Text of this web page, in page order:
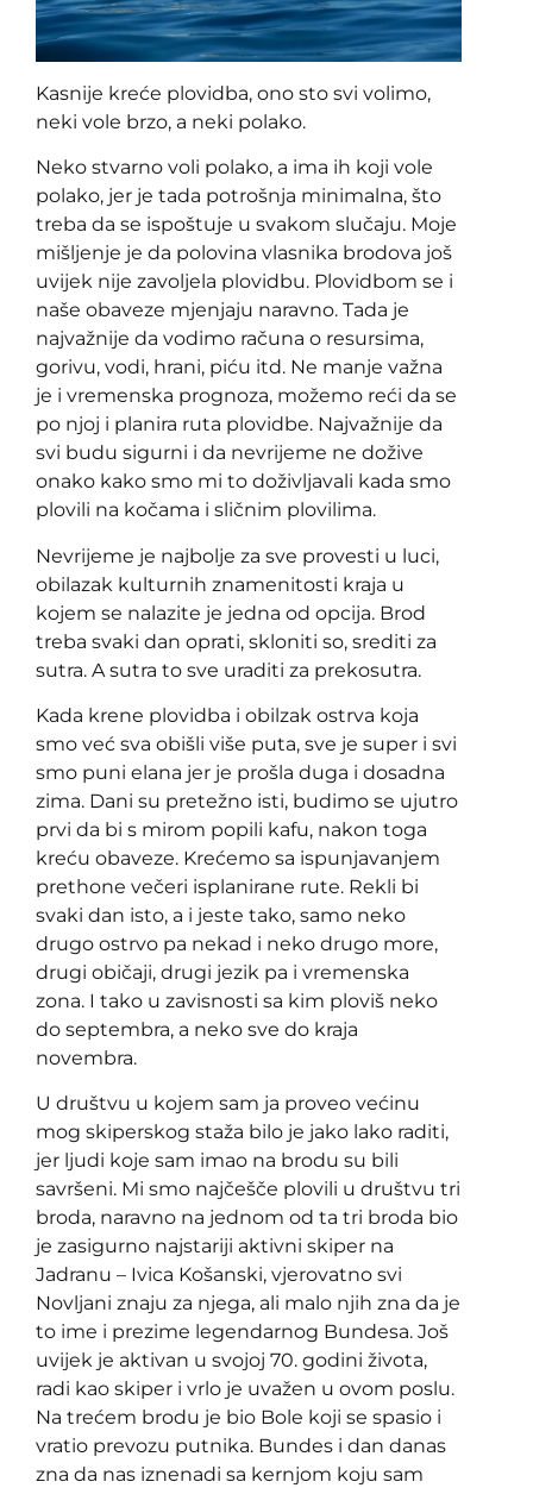
Kasnije kreće plovidba, ono sto svi volimo,
neki vole brzo, a neki polako.
Neko stvarno voli polako, a ima ih koji vole
polako, jer je tada potrošnja minimalna, što
treba da se ispoštuje u svakom slučaju. Moje
mišljenje je da polovina vlasnika brodova još
uvijek nije zavoljela plovidbu. Plovidbom se i
naše obaveze mjenjaju naravno. Tada je
najvažnije da vodimo računa o resursima,
gorivu, vodi, hrani, piću itd. Ne manje važna
je i vremenska prognoza, možemo reći da se
po njoj i planira ruta plovidbe. Najvažnije da
svi budu sigurni i da nevrijeme ne dožive
onako kako smo mi to doživljavali kada smo
plovili na kočama i sličnim plovilima.
Nevrijeme je najbolje za sve provesti u luci,
obilazak kulturnih znamenitosti kraja u
kojem se nalazite je jedna od opcija. Brod
treba svaki dan oprati, skloniti so, srediti za
sutra. A sutra to sve uraditi za prekosutra.
Kada krene plovidba i obilzak ostrva koja
smo već sva obišli više puta, sve je super i svi
smo puni elana jer je prošla duga i dosadna
zima. Dani su pretežno isti, budimo se ujutro
prvi da bi s mirom popili kafu, nakon toga
kreću obaveze. Krećemo sa ispunjavanjem
prethone večeri isplanirane rute. Rekli bi
svaki dan isto, a i jeste tako, samo neko
drugo ostrvo pa nekad i neko drugo more,
drugi običaji, drugi jezik pa i vremenska
zona. I tako u zavisnosti sa kim ploviš neko
do septembra, a neko sve do kraja
novembra.
U društvu u kojem sam ja proveo većinu
mog skiperskog staža bilo je jako lako raditi,
jer ljudi koje sam imao na brodu su bili
savršeni. Mi smo najčešče plovili u društvu tri
broda, naravno na jednom od ta tri broda bio
je zasigurno najstariji aktivni skiper na
Jadranu – Ivica Košanski, vjerovatno svi
Novljani znaju za njega, ali malo njih zna da je
to ime i prezime legendarnog Bundesa. Još
uvijek je aktivan u svojoj 70. godini života,
radi kao skiper i vrlo je uvažen u ovom poslu.
Na trećem brodu je bio Bole koji se spasio i
vratio prevozu putnika. Bundes i dan danas
zna da nas iznenadi sa kernjom koju sam